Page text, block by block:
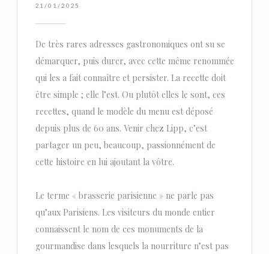
21/01/2025
De très rares adresses gastronomiques ont su se
démarquer, puis durer, avec cette même renommée
qui les a fait connaître et persister. La recette doit
être simple ; elle l’est. Ou plutôt elles le sont, ces
recettes, quand le modèle du menu est déposé
depuis plus de 60 ans. Venir chez Lipp, c’est
partager un peu, beaucoup, passionnément de
cette histoire en lui ajoutant la vôtre.
Le terme « brasserie parisienne » ne parle pas
qu’aux Parisiens. Les visiteurs du monde entier
connaissent le nom de ces monuments de la
gourmandise dans lesquels la nourriture n’est pas